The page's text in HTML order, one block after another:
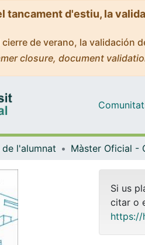
tancament d'estiu, la
de verano, la validación
closure, document
de l'alumnat
Si us
citar o
https://